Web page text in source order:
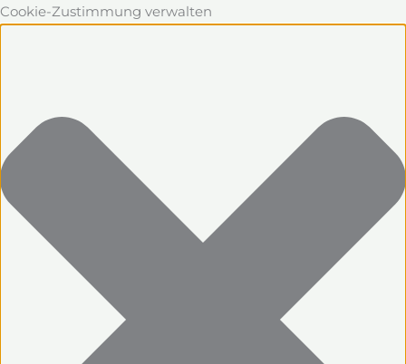
Cookie-Zustimmung verwalten